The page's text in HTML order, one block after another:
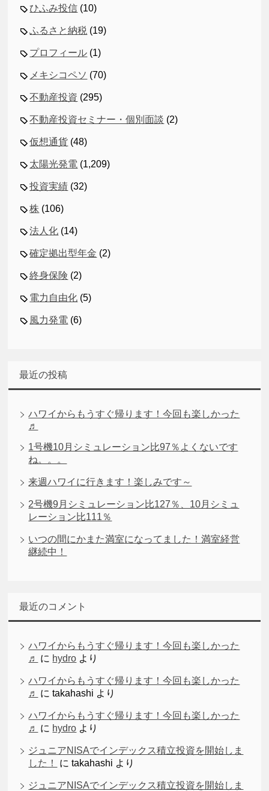
ひふみ投信 (10)
ふるさと納税 (19)
プロフィール (1)
メキシコペソ (70)
不動産投資 (295)
不動産投資セミナー・個別面談 (2)
仮想通貨 (48)
太陽光発電 (1,209)
投資実績 (32)
株 (106)
法人化 (14)
確定拠出型年金 (2)
終身保険 (2)
電力自由化 (5)
風力発電 (6)
最近の投稿
ハワイからもうすぐ帰ります！今回も楽しかった
♬
1号機10月シミュレーション比97％よくないです
ね。。。
来週ハワイに行きます！楽しみです～
2号機9月シミュレーション比127％、10月シミュ
レーション比111％
いつの間にかまた満室になってました！満室経営
継続中！
最近のコメント
ハワイからもうすぐ帰ります！今回も楽しかった
♬
に hydro より
ハワイからもうすぐ帰ります！今回も楽しかった
♬
にtakahashi より
ハワイからもうすぐ帰ります！今回も楽しかった
♬
に hydro より
ジュニアNISAでインデックス積立投資を開始しま
した！
にtakahashi より
ジュニアNISAでインデックス積立投資を開始しま